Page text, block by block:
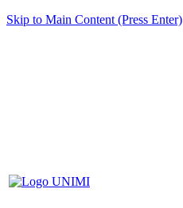
Skip to Main Content (Press Enter)